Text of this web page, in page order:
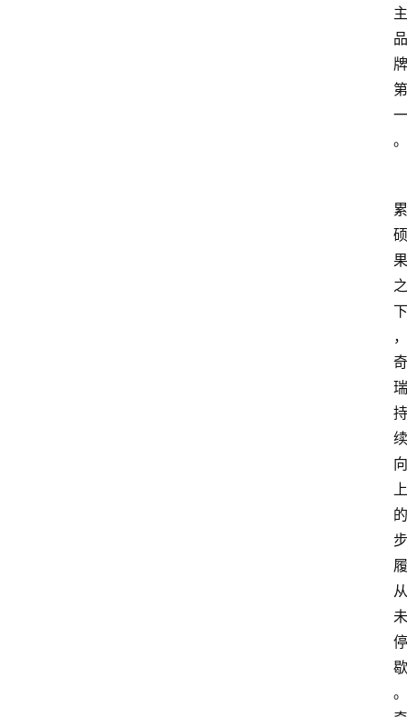
主
品
牌
第
一
。
累
硕
果
之
下
，
奇
瑞
持
续
向
上
的
步
履
从
未
停
歇
。